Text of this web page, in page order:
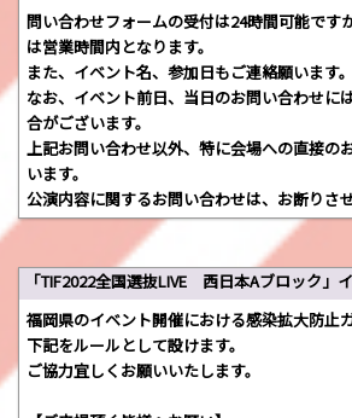
問い合わせフォームの受付は24時間可能です
は営業時間内となります。
また、イベント名、参加日もご連絡願います。
なお、イベント前日、当日のお問い合わせに
合がございます。
上記お問い合わせ以外、特に会場への直接の
います。
公演内容に関するお問い合わせは、お断りさ
「TIF2022全国選抜LIVE 西日本Aブロック」
福岡県のイベント開催における感染拡大防止
下記をルールとして設けます。
ご協力宜しくお願いいたします。